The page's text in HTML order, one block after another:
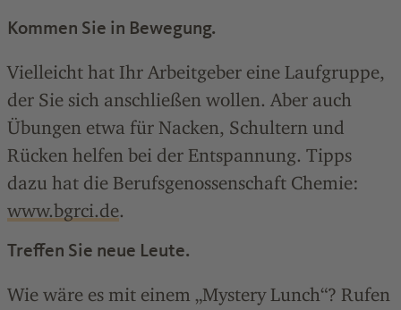
Kommen Sie in Bewegung.
Vielleicht hat Ihr Arbeitgeber eine Laufgruppe,
der Sie sich anschließen wollen. Aber auch
Übungen etwa für Nacken, Schultern und
Rücken helfen bei der Entspannung. Tipps
dazu hat die Berufsgenossenschaft Chemie:
www.bgrci.de.
Treffen Sie neue Leute.
Wie wäre es mit einem „Mystery Lunch“? Rufen